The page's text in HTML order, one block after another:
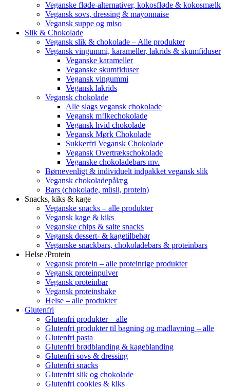
Veganske fløde-alternativer, kokosfløde & kokosmælk
Vegansk sovs, dressing & mayonnaise
Vegansk suppe og miso
Slik & Chokolade
Vegansk slik & chokolade – Alle produkter
Vegansk vingummi, karameller, lakrids & skumfiduser
Veganske karameller
Veganske skumfiduser
Vegansk vingummi
Vegansk lakrids
Vegansk chokolade
Alle slags vegansk chokolade
Vegansk m!lkechokolade
Vegansk hvid chokolade
Vegansk Mørk Chokolade
Sukkerfri Vegansk Chokolade
Vegansk Overtrækschokolade
Veganske chokoladebars mv.
Børnevenligt & individuelt indpakket vegansk slik
Vegansk chokoladepålæg
Bars (chokolade, müsli, protein)
Snacks, kiks & kage
Veganske snacks – alle produkter
Vegansk kage & kiks
Veganske chips & salte snacks
Vegansk dessert- & kagetilbehør
Veganske snackbars, chokoladebars & proteinbars
Helse /Protein
Vegansk protein – alle proteinrige produkter
Vegansk proteinpulver
Vegansk proteinbar
Vegansk proteinshake
Helse – alle produkter
Glutenfri
Glutenfri produkter – alle
Glutenfri produkter til bagning og madlavning – alle
Glutenfri pasta
Glutenfri brødblanding & kageblanding
Glutenfri sovs & dressing
Glutenfri snacks
Glutenfri slik og chokolade
Glutenfri cookies & kiks